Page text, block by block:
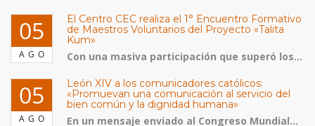
05
AGO
El Centro CEC realiza el 1° Encuentro Formativo
de Maestros Voluntarios del Proyecto «Talita
Kum»
Con una masiva participación que superó los...
05
AGO
León XIV a los comunicadores católicos:
«Promuevan una comunicación al servicio del
bien común y la dignidad humana»
En un mensaje enviado al Congreso Mundial...